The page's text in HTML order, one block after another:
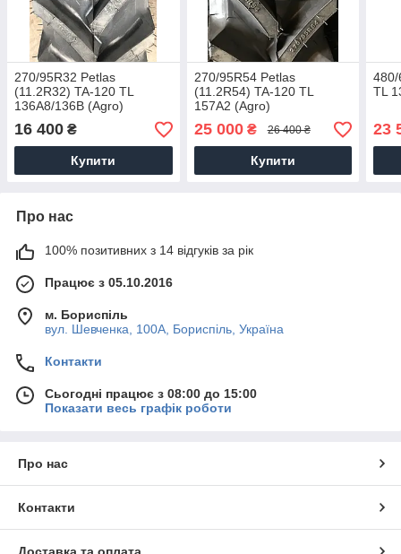
270/95R32 Petlas
(11.2R32) TA-120 TL
136А8/136B (Agro)
16 400 ₴
Купити
270/95R54 Petlas
(11.2R54) TA-120 TL
157А2 (Agro)
25 000₴ 26 400 ₴
Купити
480/
TL
23
Про нас
100% позитивних з 14 відгуків за рік
Працює з 05.10.2016
м. Бориспіль
вул. Шевченка, 100А, Бориспіль, Україна
Контакти
Сьогодні працює з 08:00 до 15:00
Показати весь графік роботи
Про нас
Контакти